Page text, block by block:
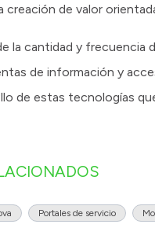
creación de valor
la cantidad y frecuencia
de información y
de estas tecnologías
Portales de servicio